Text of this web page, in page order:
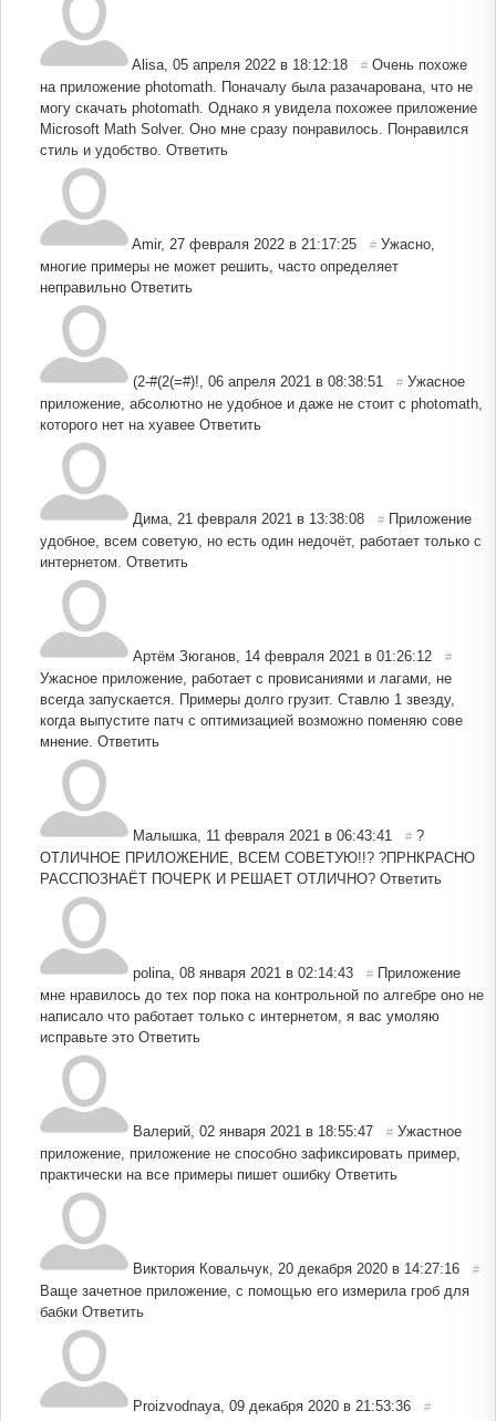
Alisa, 05 апреля 2022 в 18:12:18 # Очень похоже
на приложение photomath. Поначалу была разачарована, что не
могу скачать photomath. Однако я увидела похожее приложение
Microsoft Math Solver. Оно мне сразу понравилось. Понравился
стиль и удобство. Ответить
Amir, 27 февраля 2022 в 21:17:25 # Ужасно,
многие примеры не может решить, часто определяет
неправильно Ответить
(2-#(2(=#)!, 06 апреля 2021 в 08:38:51 # Ужасное
приложение, абсолютно не удобное и даже не стоит с photomath,
которого нет на хуавее Ответить
Дима, 21 февраля 2021 в 13:38:08 # Приложение
удобное, всем советую, но есть один недочёт, работает только с
интернетом. Ответить
Артём Зюганов, 14 февраля 2021 в 01:26:12 #
Ужасное приложение, работает с провисаниями и лагами, не
всегда запускается. Примеры долго грузит. Ставлю 1 звезду,
когда выпустите патч с оптимизацией возможно поменяю сове
мнение. Ответить
Малышка, 11 февраля 2021 в 06:43:41 # ?
ОТЛИЧНОЕ ПРИЛОЖЕНИЕ, ВСЕМ СОВЕТУЮ!!? ?ПРНКРАСНО
РАССПОЗНАЁТ ПОЧЕРК И РЕШАЕТ ОТЛИЧНО? Ответить
polina, 08 января 2021 в 02:14:43 # Приложение
мне нравилось до тех пор пока на контрольной по алгебре оно не
написало что работает только с интернетом, я вас умоляю
исправьте это Ответить
Валерий, 02 января 2021 в 18:55:47 # Ужастное
приложение, приложение не способно зафиксировать пример,
практически на все примеры пишет ошибку Ответить
Виктория Ковальчук, 20 декабря 2020 в 14:27:16 #
Ваще зачетное приложение, с помощью его измерила гроб для
бабки Ответить
Proizvodnaya, 09 декабря 2020 в 21:53:36 #